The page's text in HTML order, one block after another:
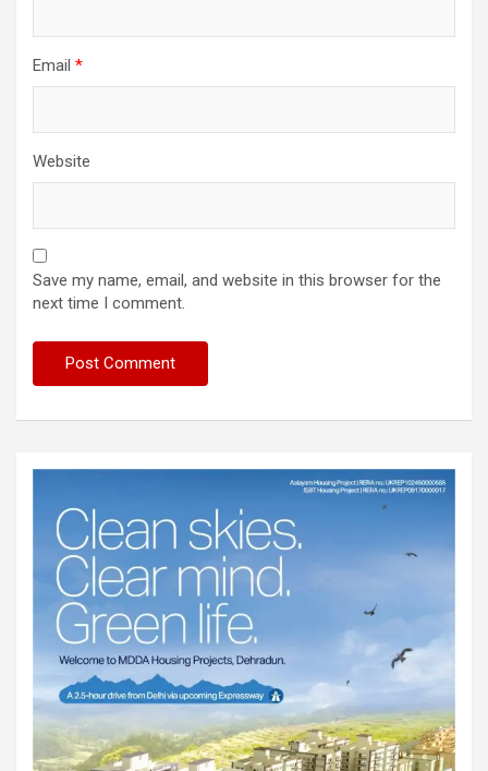
Email *
Website
Save my name, email, and website in this browser for the
next time I comment.